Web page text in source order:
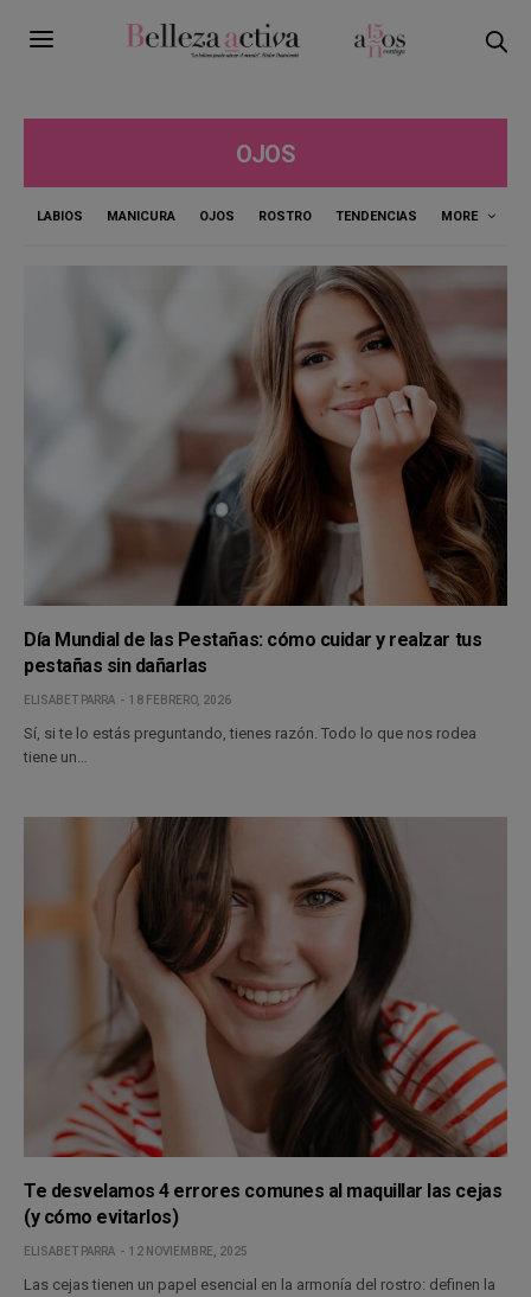
OJOS
LABIOS MANICURA OJOS ROSTRO TENDENCIAS MORE
Día Mundial de las Pestañas: cómo cuidar y realzar tus
pestañas sin dañarlas
ELISABET PARRA 18 FEBRERO, 2026
Sí, si te lo estás preguntando, tienes razón. Todo lo que nos rodea
tiene un…
Te desvelamos 4 errores comunes al maquillar las cejas
(y cómo evitarlos)
ELISABET PARRA 12 NOVIEMBRE, 2025
Las cejas tienen un papel esencial en la armonía del rostro: definen la